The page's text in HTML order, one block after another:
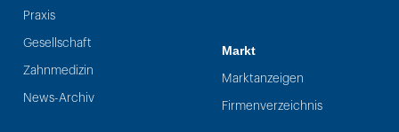
Praxis
Gesellschaft
Zahnmedizin
News-Archiv
Markt
Marktanzeigen
Firmenverzeichnis